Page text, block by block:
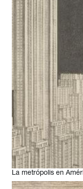
exploración de
emergente. Ha
conferencias y
Amparo, Idurre Alonso
metrópolis en América
América: Construir,
abril de 2025
La metrópolis en